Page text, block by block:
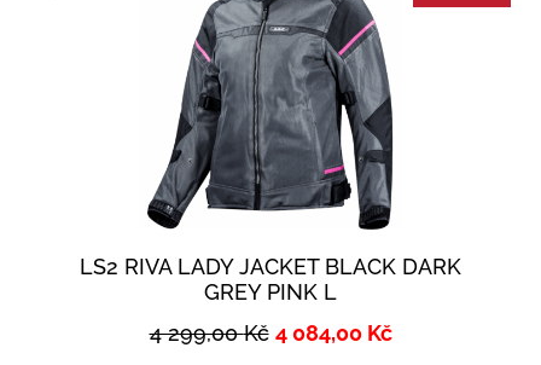
LS2 RIVA LADY JACKET BLACK DARK
GREY PINK L
4 299,00Kč 4 084,00 Kč